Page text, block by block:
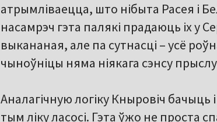
атрымліваецца, што нібыта Расея і
насамрэч гэта палякі прадаюць іх у
выкананая, але па сутнасці – усё
чыноўніцы няма ніякага сэнсу
Аналагічную логіку Кныровіч
тым ліку ласосі. Гэта ўжо не проста